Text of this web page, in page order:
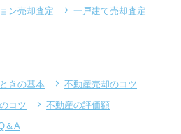
ン売却査定
一戸建て売却査定
きの基本
不動産売却のコツ
コツ
不動産の評価額
＆A